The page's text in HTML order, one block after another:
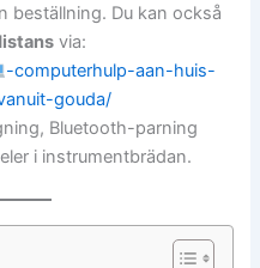
beställning. Du kan också
via:
-computerhulp-aan-huis-
gouda/
Bluetooth-parning
i instrumentbrädan.